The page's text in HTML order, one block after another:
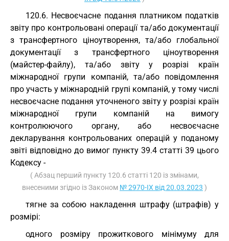
120.6. Несвоєчасне подання платником податків
звіту про контрольовані операції та/або документації
з трансфертного ціноутворення, та/або глобальної
документації з трансфертного ціноутворення
(майстер-файлу), та/або звіту у розрізі країн
міжнародної групи компаній, та/або повідомлення
про участь у міжнародній групі компаній, у тому числі
несвоєчасне подання уточненого звіту у розрізі країн
міжнародної групи компаній на вимогу
контролюючого органу, або несвоєчасне
декларування контрольованих операцій у поданому
звіті відповідно до вимог пункту 39.4 статті 39 цього
Кодексу -
( Абзац перший пункту 120.6 статті 120 із змінами,
внесеними згідно із Законом № 2970-IX від 20.03.2023 )
тягне за собою накладення штрафу (штрафів) у
розмірі:
одного розміру прожиткового мінімуму для